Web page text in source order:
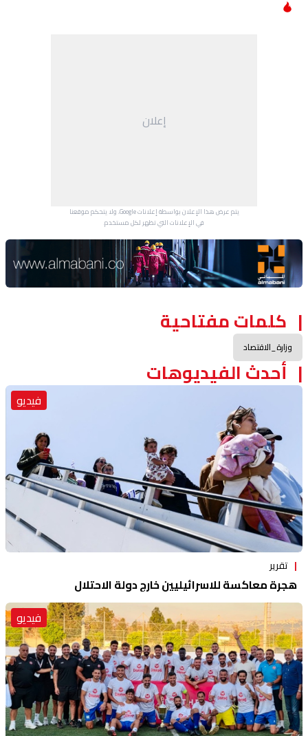
إعلان
يتم عرض هذا الإعلان بواسطة إعلانات Google، ولا يتحكم موقعنا
في الإعلانات التي تظهر لكل مستخدم.
Advertisement Section
كلمات مفتاحية
وزارة_الاقتصاد
أحدث الفيديوهات
فيديو
تقرير
هجرة معاكسة للاسرائيليين خارج دولة الاحتلال
فيديو